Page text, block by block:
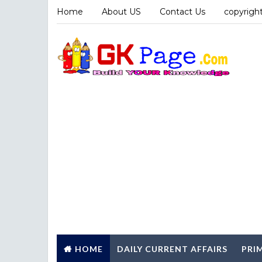
Home About US Contact Us
HOME DAILY CURRENT AFFAIRS